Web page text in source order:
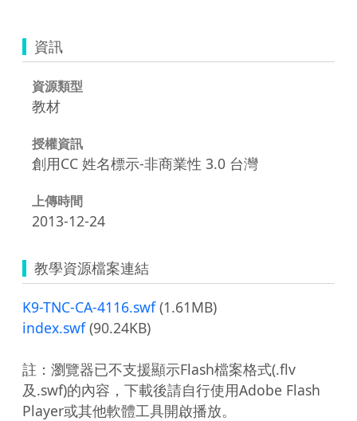
資訊
資源類型
教材
授權資訊
創用CC 姓名標示-非商業性 3.0 台灣
上傳時間
2013-12-24
教學資源檔案連結
K9-TNC-CA-4116.swf(1.61MB)
index.swf(90.24KB)
註：瀏覽器已不支援顯示Flash檔案格式(.flv
及.swf)的內容，下載後請自行使用Adobe Flash
Player或其他軟體工具開啟播放。